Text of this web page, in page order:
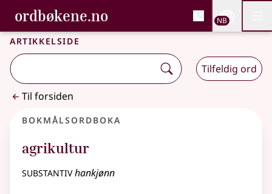
Gå til hovedinnhold
Tilgjengelighet
ordbøkene.no, Bokmålsordboka og
Bokmålsordboka og Nynorskordboka
NB
Artikkelside
Tilfeldig ord
Til forsiden
Bokmålsordboka
agrikultur
substantivhankjønn